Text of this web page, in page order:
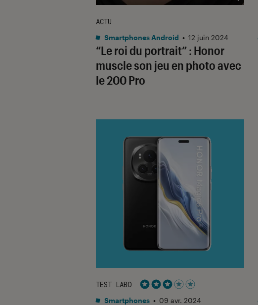
“Le roi du portrait” : Honor
muscle son jeu en photo avec
le 200 Pro
ACTU
Smartphones Android • 12 juin 2024
TEST LABO
Noté 3 étoiles sur 5
Smartphones • 09 avr. 2024